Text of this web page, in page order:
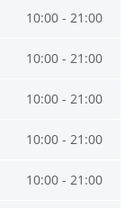
10:00 - 21:00
10:00 - 21:00
10:00 - 21:00
10:00 - 21:00
10:00 - 21:00